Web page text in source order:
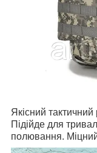
Якісний тактичний
Підійде для
полювання.